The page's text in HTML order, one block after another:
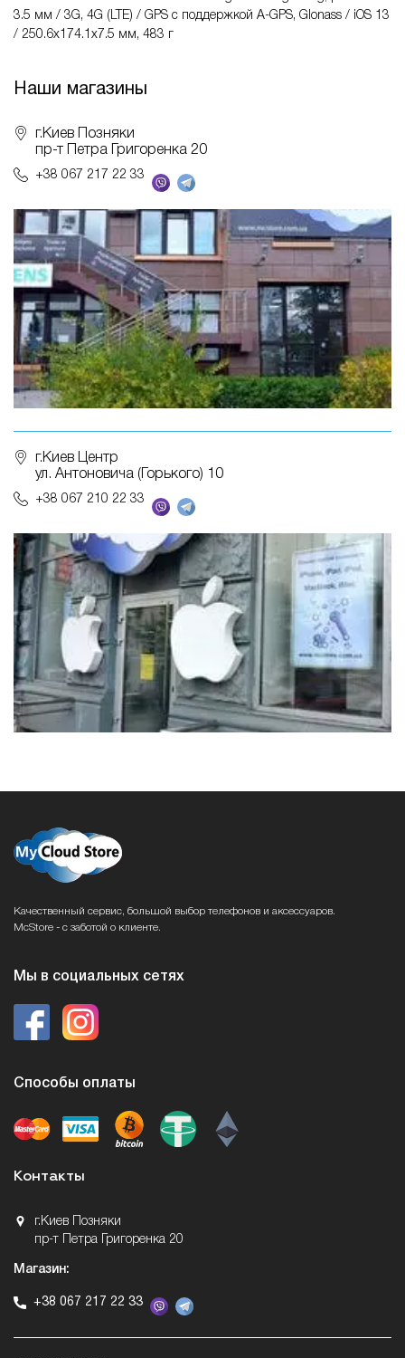
3.5 мм / 3G, 4G (LTE) / GPS с поддержкой A-GPS, Glonass / iOS 13
/ 250.6x174.1x7.5 мм, 483 г
Наши магазины
г.Киев Позняки
пр-т Петра Григоренка 20
+38 067 217 22 33
г.Киев Центр
ул. Антоновича (Горького) 10
+38 067 210 22 33
Качественный сервис, большой выбор телефонов и аксессуаров.
McStore - с заботой о клиенте.
Мы в социальных сетях
Способы оплаты
Контакты
г.Киев Позняки
пр-т Петра Григоренка 20
Магазин:
+38 067 217 22 33